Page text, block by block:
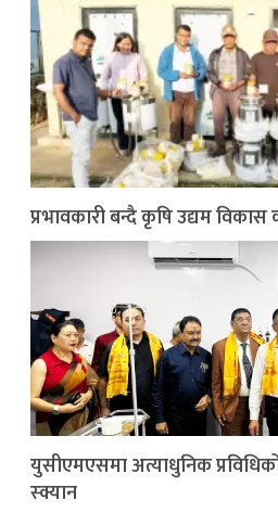
प्रभावकारी बन्दै कृषि उद्यम विकास
युसीएमएसमा अत्याधुनिक
स्क्यान